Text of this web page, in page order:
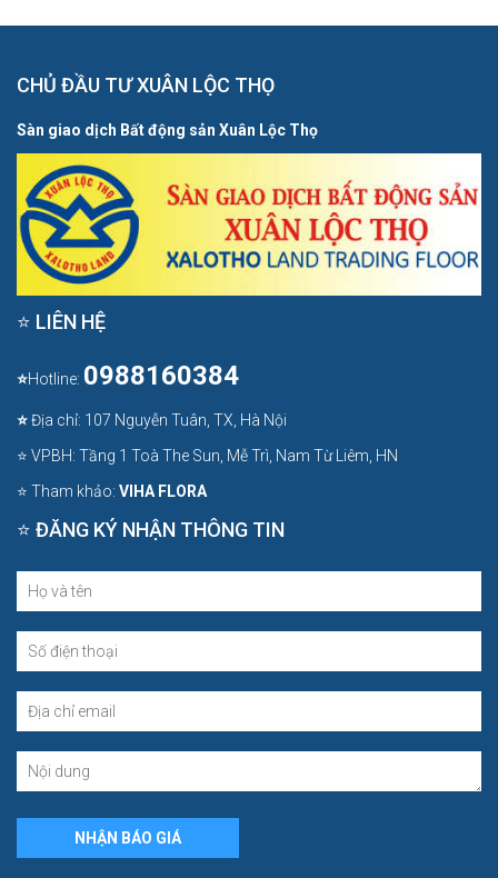
CHỦ ĐẦU TƯ XUÂN LỘC THỌ
Sàn giao dịch Bất động sản Xuân Lộc Thọ
⭐ LIÊN HỆ
⭐Hotline: 0988160384
⭐Địa chỉ: 107 Nguyễn Tuân, TX, Hà Nội
⭐ VPBH: Tầng 1 Toà The Sun, Mễ Trì, Nam Từ Liêm, HN
⭐ Tham khảo: VIHA FLORA
⭐ ĐĂNG KÝ NHẬN THÔNG TIN